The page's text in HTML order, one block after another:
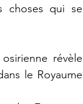
choses qui se
révèle
le Royaume